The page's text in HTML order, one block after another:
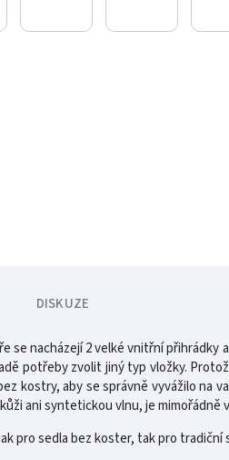
DISKUZE
se nacházejí 2 velké vnitřní
potřeby zvolit jiný typ vložky.
kostry, aby se správně vyvážilo na
ani syntetickou vlnu, je mimořádně
pro sedla bez koster, tak pro tradiční